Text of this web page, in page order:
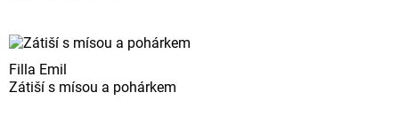
Filla Emil
Zátiší s mísou a pohárkem